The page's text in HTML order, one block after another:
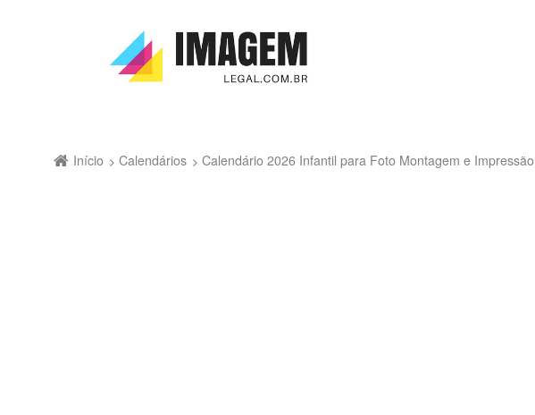
Início Calendários Calendário 2026 Infantil para Foto Montagem e Impressão